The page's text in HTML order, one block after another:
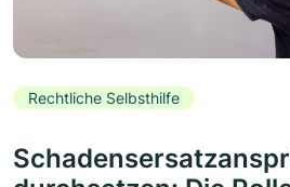
Rechtliche Selbsthilfe